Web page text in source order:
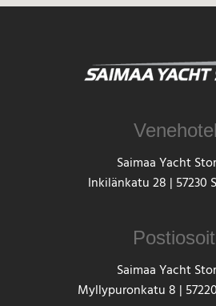
Saimaa Yacht
Inkilänkatu 28 | 57230
Saimaa Yacht
Myllypuronkatu 8 |